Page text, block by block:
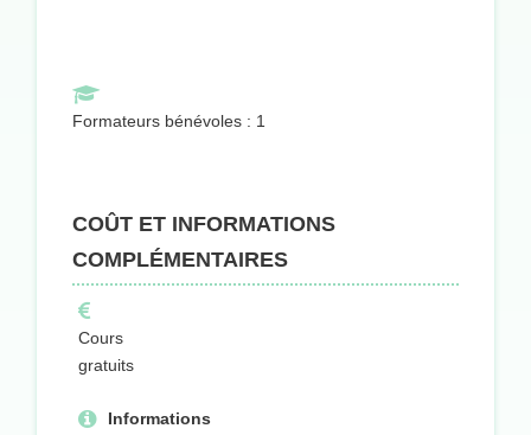
Formateurs bénévoles : 1
COÛT ET INFORMATIONS
COMPLÉMENTAIRES
Cours
gratuits
Informations